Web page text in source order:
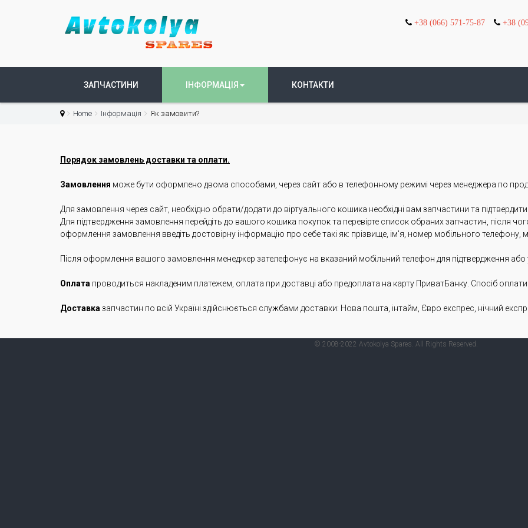
+38 (066) 571-75-87 +38
ЗАПЧАСТИНИ ІНФОРМАЦІЯ КОНТАКТИ
Home Інформація Як замовити?
Порядок замовлень доставки та оплати.
Замовлення може бути оформлено двома способами, через сайт або в телефонному режимі через менеджера по
Для замовлення через сайт, необхідно обрати/додати до віртуального кошика необхідні вам запчастини та
Для підтвердження замовлення перейдіть до вашого кошика покупок та перевірте список обраних запчастин, після
оформлення замовлення введіть достовірну інформацію про себе такі як: прізвище, ім'я, номер мобільного телефону,
Після оформлення вашого замовлення менеджер зателефонує на вказаний мобільний телефон для підтвердження
Оплата проводиться накладеним платежем, оплата при доставці або предоплата на карту ПриватБанку. Спосіб
Доставка запчастин по всій Україні здійснюється службами доставки: Нова пошта, інтайм, Євро експрес, нічний
© 2008-2022 Avtokolya Spares. All Rights Reserved.